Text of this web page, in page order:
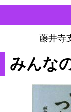
藤井寺
みんな